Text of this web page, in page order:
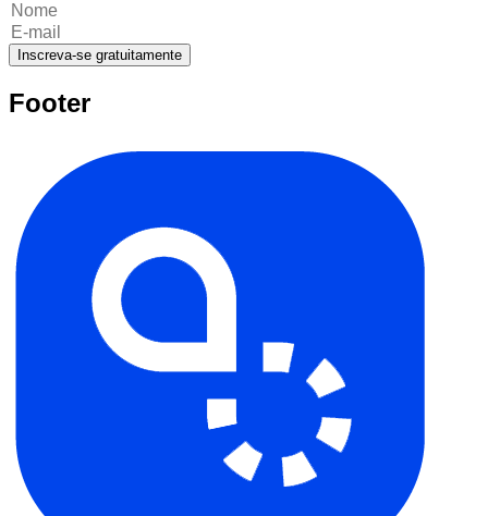
Inscreva-se gratuitamente
Footer